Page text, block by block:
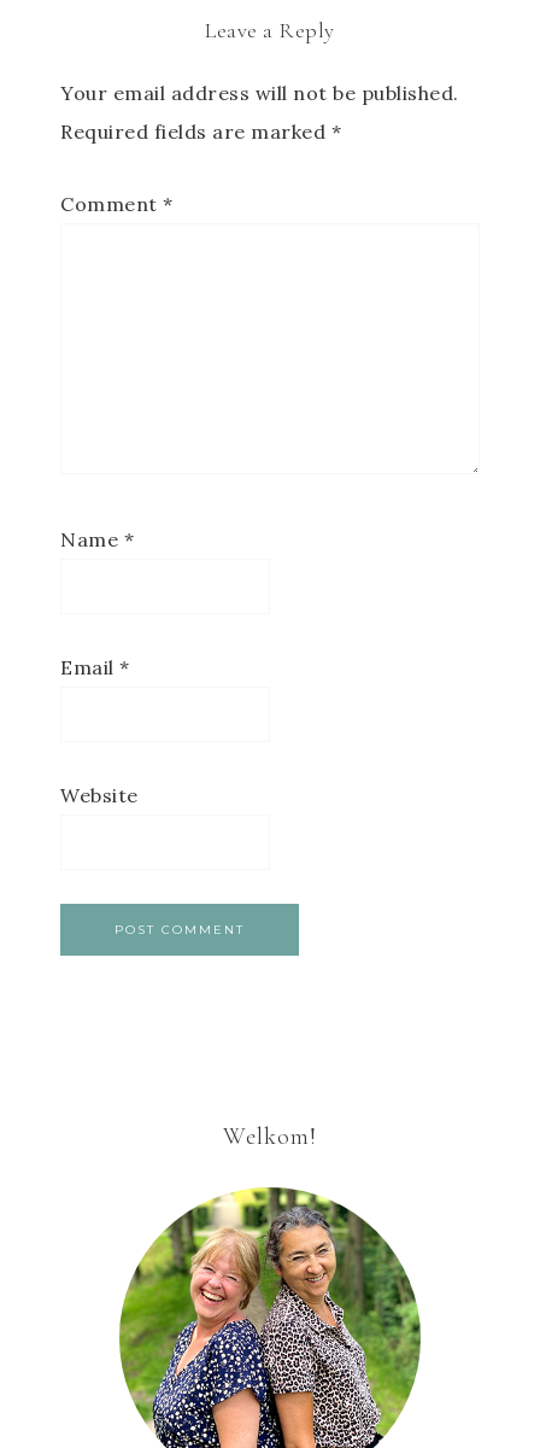
Leave a Reply
Your email address will not be published.
Required fields are marked *
Comment *
Name *
Email *
Website
Welkom!